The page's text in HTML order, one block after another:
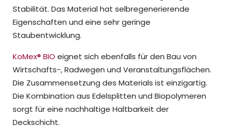
Stabilität. Das Material hat selbregenerierende
Eigenschaften und eine sehr geringe
Staubentwicklung.
KoMex® BIO eignet sich ebenfalls für den Bau von
Wirtschafts-, Radwegen und Veranstaltungsflächen.
Die Zusammensetzung des Materials ist einzigartig.
Die Kombination aus Edelsplitten und Biopolymeren
sorgt für eine nachhaltige Haltbarkeit der
Deckschicht.